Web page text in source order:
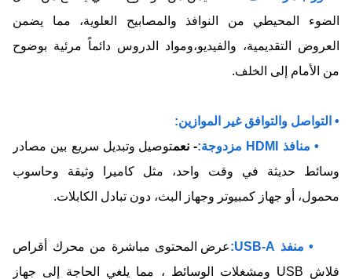
الضوء المحيطي من النوافذ والمصابيح العلوية، مما يضمن
العروض التقديمية، والفيديو،ومواد الدروس دائماً مرئية بوضوح
من الأمام إلى الخلف.
• التواصل والتوافق غير الموازين:
• منافذ HDMI مزدوجة:
- نعمتوصيل وتبديل سريع بين مصادر
وسائط حديثة في وقت واحد، مثل كاميرا وثيقة وحاسوب
محمول، أو جهاز كمبيوتر وجهاز البث، دون تبادل الكابلات.
• منفذ USB-A:
عرض المحتوى مباشرة من محرك أقراص
فلاش USB ومشغلات الوسائط ، مما يلغي الحاجة إلى جهاز